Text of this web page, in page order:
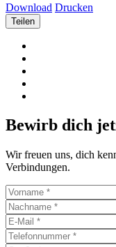
Download Drucken
Teilen
Bewirb dich
Wir freuen uns, dich
Verbindungen.